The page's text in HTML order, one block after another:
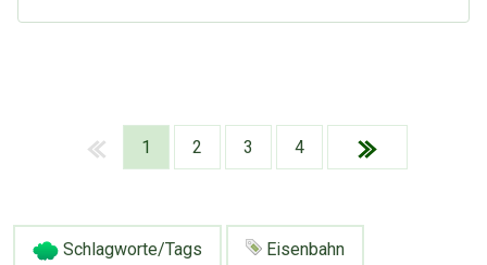
1 2 3 4
Schlagworte/Tags Eisenbahn